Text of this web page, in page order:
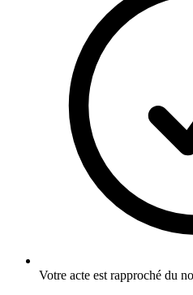
Votre acte est rapproché du